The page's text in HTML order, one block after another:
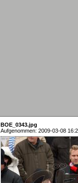
BOE_0343.jpg
Aufgenommen: 2009-03-08